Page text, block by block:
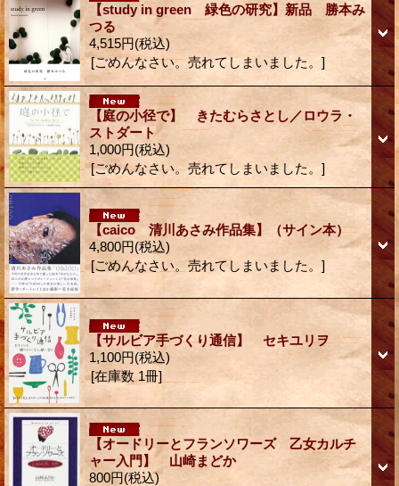
【study in green 緑色の研究】新品 勝本み
つる
4,515円(税込)
[ごめんなさい。売れてしまいました。]
【庭の小径で】 きたむらさとし／ロウラ・
ストダート
1,000円(税込)
[ごめんなさい。売れてしまいました。]
【caico 清川あさみ作品集】（サイン本）
4,800円(税込)
[ごめんなさい。売れてしまいました。]
【サルビア手づくり通信】 セキユリヲ
1,100円(税込)
[在庫数 1冊]
【オードリーとフランソワーズ 乙女カルチ
ャー入門】 山崎まどか
800円(税込)